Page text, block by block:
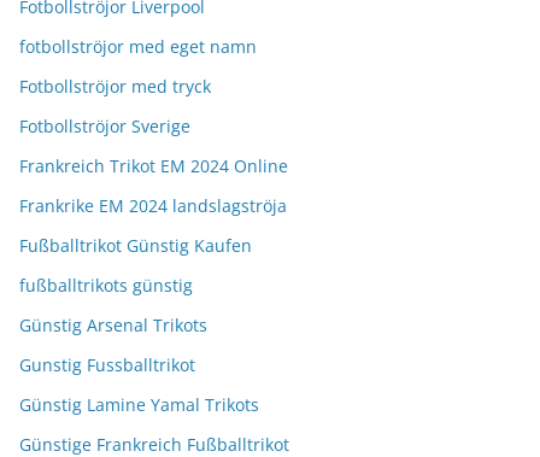
Fotbollströjor Liverpool
fotbollströjor med eget namn
Fotbollströjor med tryck
Fotbollströjor Sverige
Frankreich Trikot EM 2024 Online
Frankrike EM 2024 landslagströja
Fußballtrikot Günstig Kaufen
fußballtrikots günstig
Günstig Arsenal Trikots
Gunstig Fussballtrikot
Günstig Lamine Yamal Trikots
Günstige Frankreich Fußballtrikot